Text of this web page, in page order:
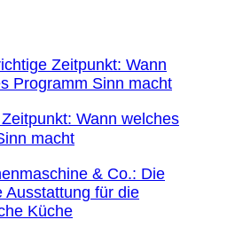
Wann welches
macht